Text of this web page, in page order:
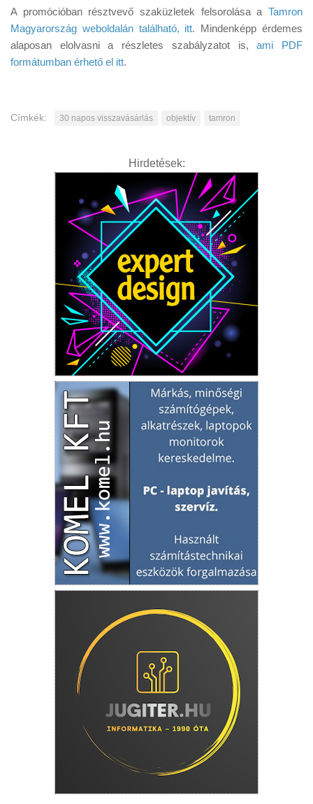
A promócióban résztvevő szaküzletek felsorolása a Tamron
Magyarország weboldalán található, itt. Mindenképp érdemes
alaposan elolvasni a részletes szabályzatot is,ami PDF
formátumban érhető el itt.
Címkék: 30 napos visszavásárlás objektív tamron
Hirdetések: